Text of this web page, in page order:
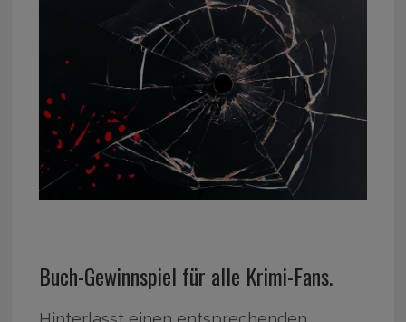
Buch-Gewinnspiel für alle Krimi-Fans.